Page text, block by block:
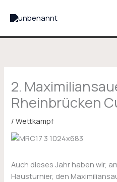
Inhalt
2.
Rheinbrücken
/Wettkampf
Auch dieses Jahr haben wir,
Hausturnier, den